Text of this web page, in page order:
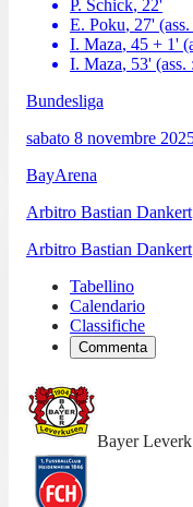
P. Schick, 22'
E. Poku, 27' (ass.
I. Maza, 45 + 1'
I. Maza, 53' (ass. :
Bundesliga
sabato 8 novembre
BayArena
Arbitro Bastian Dankert
Arbitro Bastian Dankert
Tabellino
Calendario
Classifiche
Commenta
Bayer